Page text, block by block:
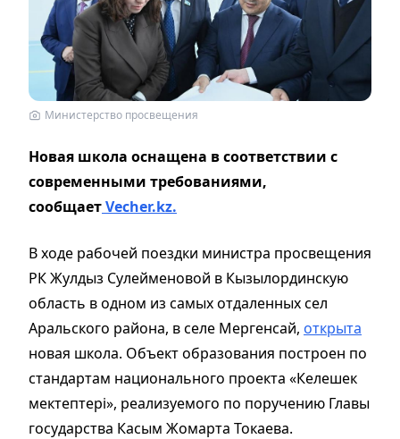
Министерство просвещения
Новая школа оснащена в соответствии с
современными требованиями,
сообщаетVecher.kz.
В ходе рабочей поездки министра просвещения
РК Жулдыз Сулейменовой в Кызылординскую
область в одном из самых отдаленных сел
Аральского района, в селе Мергенсай, открыта
новая школа. Объект образования построен по
стандартам национального проекта «Келешек
мектептері», реализуемого по поручению Главы
государства Касым Жомарта Токаева.